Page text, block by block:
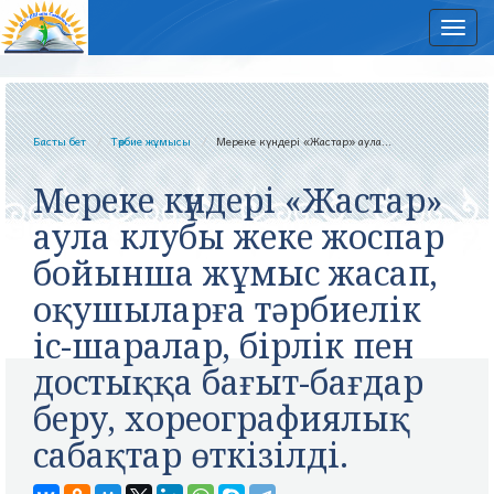
Басты бет Тәрбие жұмысы Мереке күндері «Жастар» аула...
Мереке күндері «Жастар»
аула клубы жеке жоспар
бойынша жұмыс жасап,
оқушыларға тәрбиелік
іс-шаралар, бірлік пен
достыққа бағыт-бағдар
беру, хореографиялық
сабақтар өткізілді.